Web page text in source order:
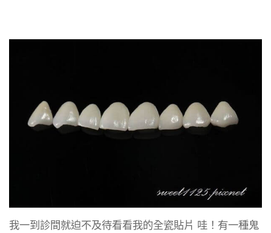
我一到診間就迫不及待看看我的全瓷貼片 哇！有一種鬼